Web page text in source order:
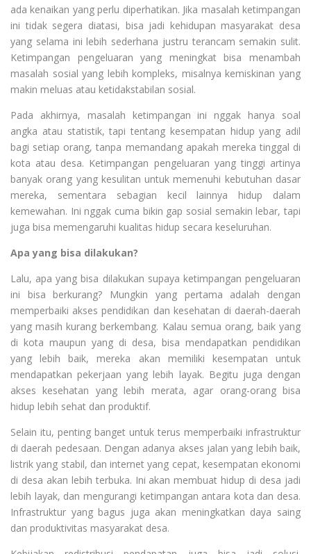
ada kenaikan yang perlu diperhatikan. Jika masalah ketimpangan
ini tidak segera diatasi, bisa jadi kehidupan masyarakat desa
yang selama ini lebih sederhana justru terancam semakin sulit.
Ketimpangan pengeluaran yang meningkat bisa menambah
masalah sosial yang lebih kompleks, misalnya kemiskinan yang
makin meluas atau ketidakstabilan sosial.
Pada akhirnya, masalah ketimpangan ini nggak hanya soal
angka atau statistik, tapi tentang kesempatan hidup yang adil
bagi setiap orang, tanpa memandang apakah mereka tinggal di
kota atau desa. Ketimpangan pengeluaran yang tinggi artinya
banyak orang yang kesulitan untuk memenuhi kebutuhan dasar
mereka, sementara sebagian kecil lainnya hidup dalam
kemewahan. Ini nggak cuma bikin gap sosial semakin lebar, tapi
juga bisa memengaruhi kualitas hidup secara keseluruhan.
Apa yang bisa dilakukan?
Lalu, apa yang bisa dilakukan supaya ketimpangan pengeluaran
ini bisa berkurang? Mungkin yang pertama adalah dengan
memperbaiki akses pendidikan dan kesehatan di daerah-daerah
yang masih kurang berkembang. Kalau semua orang, baik yang
di kota maupun yang di desa, bisa mendapatkan pendidikan
yang lebih baik, mereka akan memiliki kesempatan untuk
mendapatkan pekerjaan yang lebih layak. Begitu juga dengan
akses kesehatan yang lebih merata, agar orang-orang bisa
hidup lebih sehat dan produktif.
Selain itu, penting banget untuk terus memperbaiki infrastruktur
di daerah pedesaan. Dengan adanya akses jalan yang lebih baik,
listrik yang stabil, dan internet yang cepat, kesempatan ekonomi
di desa akan lebih terbuka. Ini akan membuat hidup di desa jadi
lebih layak, dan mengurangi ketimpangan antara kota dan desa.
Infrastruktur yang bagus juga akan meningkatkan daya saing
dan produktivitas masyarakat desa.